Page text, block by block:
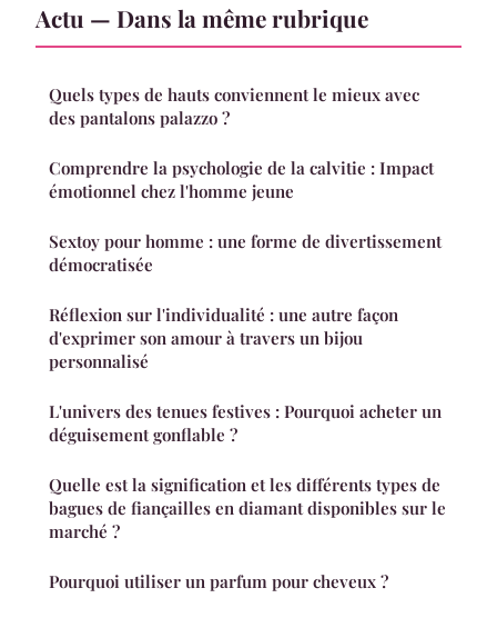
Actu — Dans la même rubrique
Quels types de hauts conviennent le mieux avec
des pantalons palazzo ?
Comprendre la psychologie de la calvitie : Impact
émotionnel chez l'homme jeune
Sextoy pour homme : une forme de divertissement
démocratisée
Réflexion sur l'individualité : une autre façon
d'exprimer son amour à travers un bijou
personnalisé
L'univers des tenues festives : Pourquoi acheter un
déguisement gonflable ?
Quelle est la signification et les différents types de
bagues de fiançailles en diamant disponibles sur le
marché ?
Pourquoi utiliser un parfum pour cheveux ?